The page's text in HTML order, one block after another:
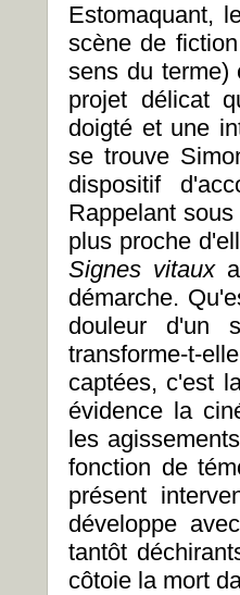
Estomaquant,
scène de
sens du terme)
projet délicat
doigté et une
se trouve
dispositif
Rappelant
plus proche
Signes vitauxa
démarche.
douleur d'un
transforme-t-
captées, c'est
évidence la
les
fonction de
présent
développe
tantôt
côtoie la mort